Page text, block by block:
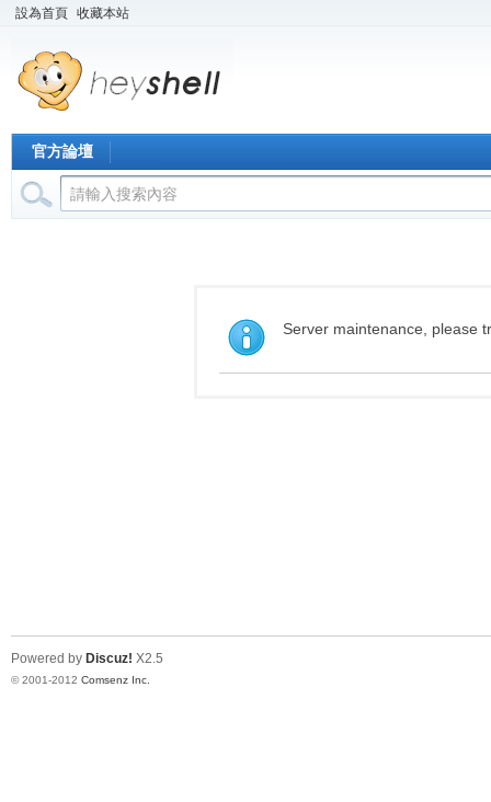
設為首頁 收藏本站
官方論壇
Server maintenance, please
Powered by Discuz! X2.5
© 2001-2012 Comsenz Inc.